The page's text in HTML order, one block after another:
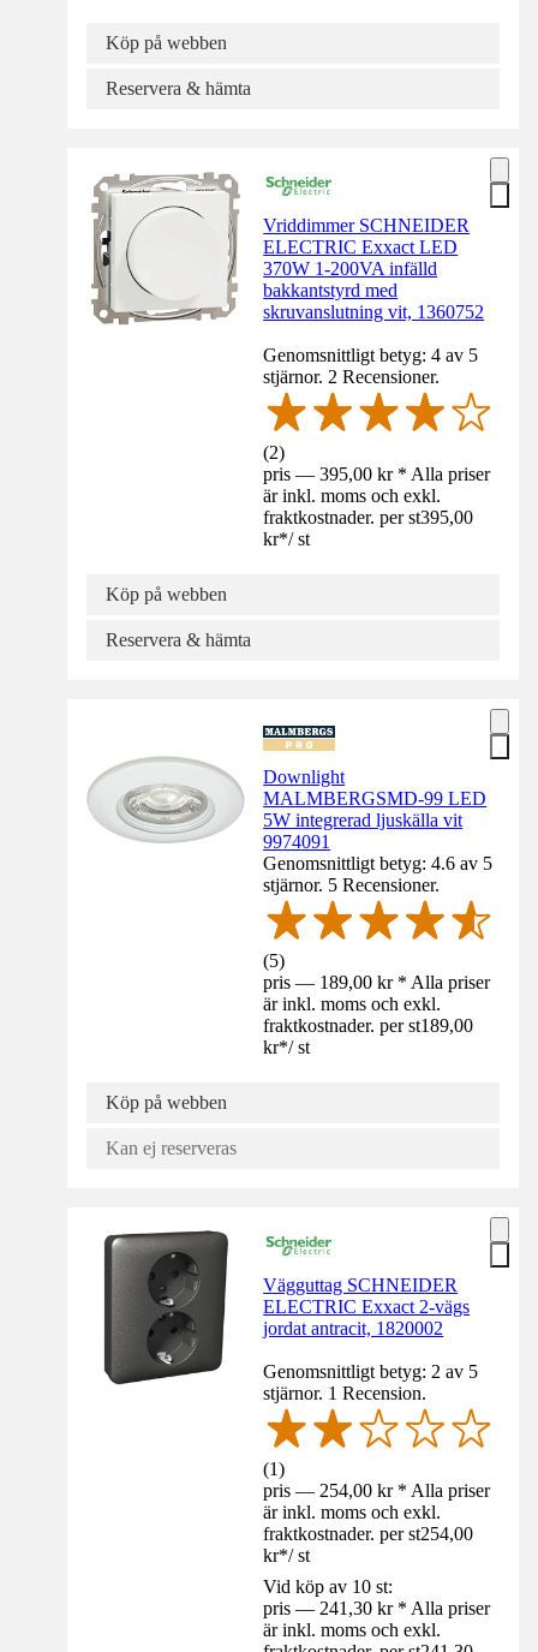
Köp på webben
Reservera & hämta
Vriddimmer SCHNEIDER
ELECTRIC Exxact LED
370W 1-200VA infälld
bakkantstyrd med
skruvanslutning vit, 1360752
Genomsnittligt betyg: 4 av 5
stjärnor. 2 Recensioner.
(2)
pris — 395,00 kr * Alla priser
är inkl. moms och exkl.
fraktkostnader. per st395,00
kr*/ st
Köp på webben
Reservera & hämta
Downlight
MALMBERGSMD-99 LED
5W integrerad ljuskälla vit
9974091
Genomsnittligt betyg: 4.6 av 5
stjärnor. 5 Recensioner.
(5)
pris — 189,00 kr * Alla priser
är inkl. moms och exkl.
fraktkostnader. per st189,00
kr*/ st
Köp på webben
Kan ej reserveras
Vägguttag SCHNEIDER
ELECTRIC Exxact 2-vägs
jordat antracit, 1820002
Genomsnittligt betyg: 2 av 5
stjärnor. 1 Recension.
(1)
pris — 254,00 kr * Alla priser
är inkl. moms och exkl.
fraktkostnader. per st254,00
kr*/ st
Vid köp av 10 st:
pris — 241,30 kr * Alla priser
är inkl. moms och exkl.